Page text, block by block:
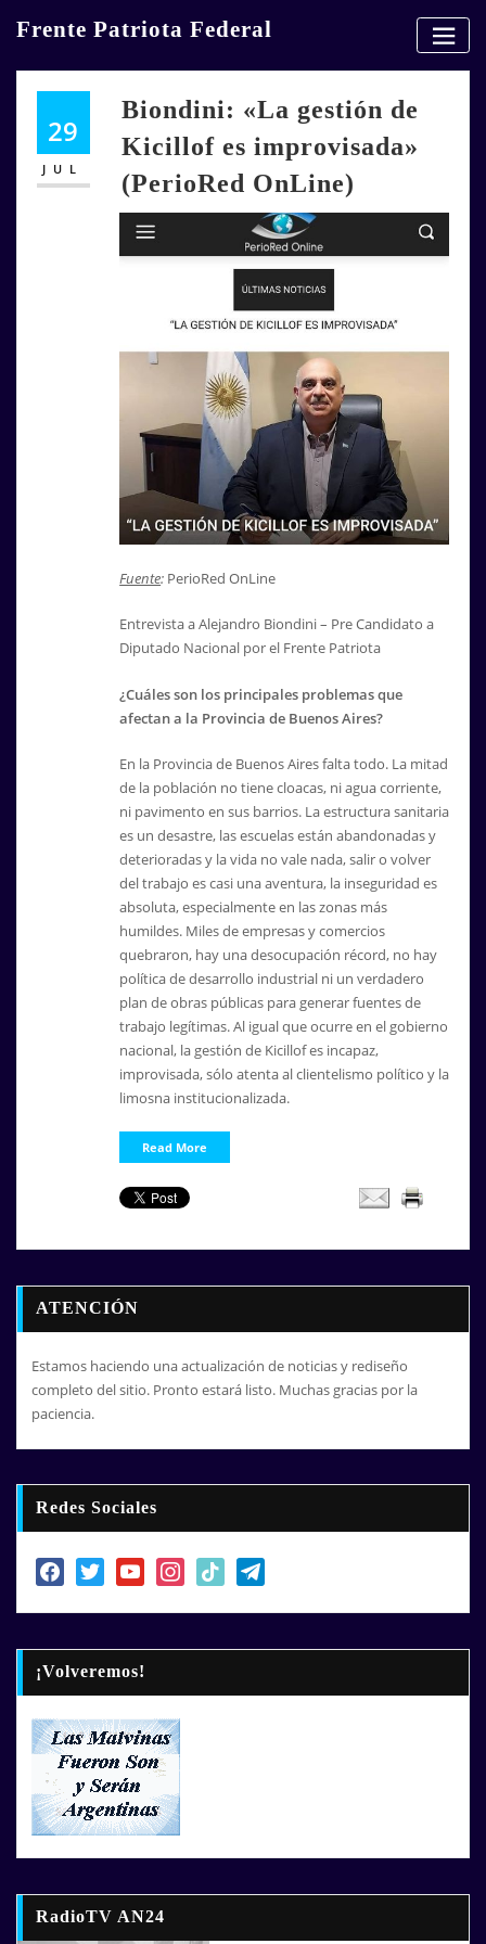
Frente Patriota Federal
29
JUL
Biondini: «La gestión de
Kicillof es improvisada»
(PerioRed OnLine)
Fuente: PerioRed OnLine
Entrevista a Alejandro Biondini – Pre Candidato a
Diputado Nacional por el Frente Patriota
¿Cuáles son los principales problemas que
afectan a la Provincia de Buenos Aires?
En la Provincia de Buenos Aires falta todo. La mitad
de la población no tiene cloacas, ni agua corriente,
ni pavimento en sus barrios. La estructura sanitaria
es un desastre, las escuelas están abandonadas y
deterioradas y la vida no vale nada, salir o volver
del trabajo es casi una aventura, la inseguridad es
absoluta, especialmente en las zonas más
humildes. Miles de empresas y comercios
quebraron, hay una desocupación récord, no hay
política de desarrollo industrial ni un verdadero
plan de obras públicas para generar fuentes de
trabajo legítimas. Al igual que ocurre en el gobierno
nacional, la gestión de Kicillof es incapaz,
improvisada, sólo atenta al clientelismo político y la
limosna institucionalizada.
Read More
ATENCIÓN
Estamos haciendo una actualización de noticias y rediseño
completo del sitio. Pronto estará listo. Muchas gracias por la
paciencia.
Redes Sociales
facebooktwitter youtubeinstagram
tiktok telegram
¡Volveremos!
RadioTV AN24